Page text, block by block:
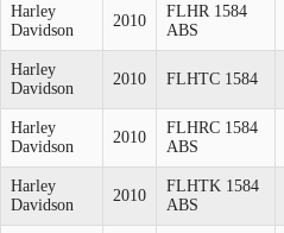
Harley
Davidson
2010
FLHR 1584
ABS
Harley
Davidson
2010 FLHTC 1584
Harley
Davidson
2010
FLHRC 1584
ABS
Harley
Davidson
2010
FLHTK 1584
ABS